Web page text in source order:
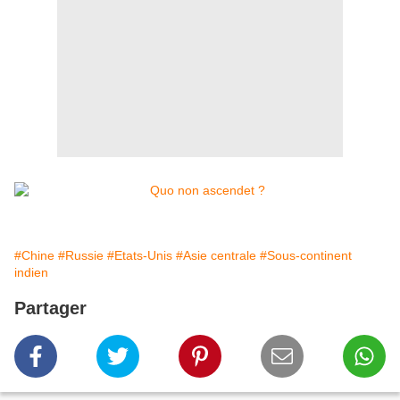
#Chine #Russie #Etats-Unis #Asie centrale #Sous-continent
indien
Partager